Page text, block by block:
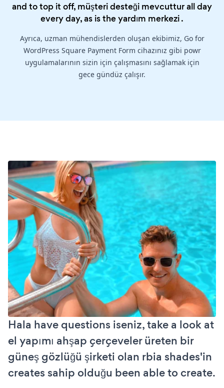
and to top it off, müşteri desteği mevcuttur all day
every day, as is theyardım merkezi.
Ayrıca, uzman mühendislerden oluşan ekibimiz, Go for
WordPress Square Payment Form cihazınız gibi powr
uygulamalarının sizin için çalışmasını sağlamak için
gece gündüz çalışır.
Hala have questions iseniz, take a look at
el yapımı ahşap çerçeveler üreten bir
güneş gözlüğü şirketi olan rbia shades'in
creates sahip olduğu been able to create.